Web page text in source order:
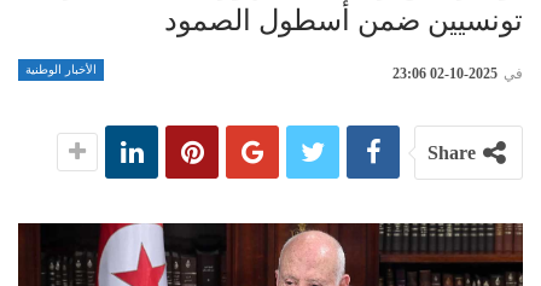
تونسيين ضمن أسطول الصمود
الأخبار الوطنية في 2025-10-02 23:06
Share